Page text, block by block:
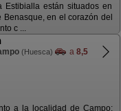
Estibialla están situados en
en el corazón del
c ...
(Huesca) a 8,5
a la localidad de Campo;